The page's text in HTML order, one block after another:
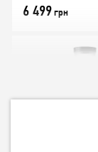
6 499грн